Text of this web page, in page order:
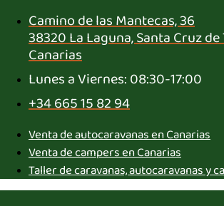
Camino de las Mantecas, 36
38320 La Laguna, Santa Cruz
Canarias
Lunes a Viernes: 08:30-17:00
+34 665 15 82 94
Venta de autocaravanas en Canarias
Venta de campers en Canarias
Taller de caravanas, autocaravanas y